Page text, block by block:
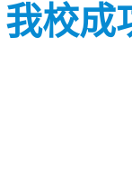
我校成